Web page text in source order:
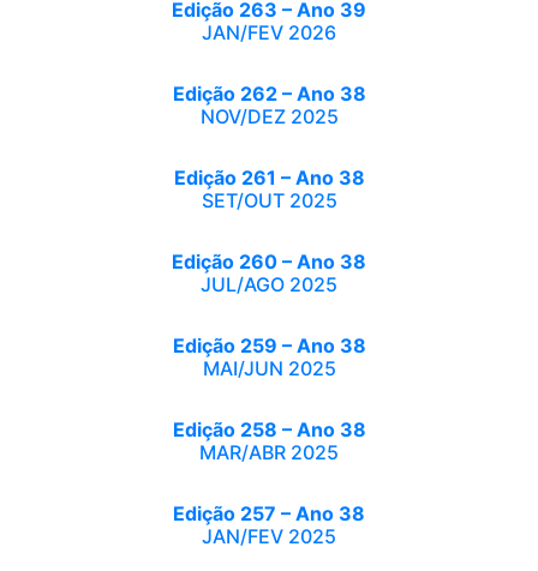
Edição 263 – Ano 39
JAN/FEV 2026
Edição 262 – Ano 38
NOV/DEZ 2025
Edição 261 – Ano 38
SET/OUT 2025
Edição 260 – Ano 38
JUL/AGO 2025
Edição 259 – Ano 38
MAI/JUN 2025
Edição 258 – Ano 38
MAR/ABR 2025
Edição 257 – Ano 38
JAN/FEV 2025